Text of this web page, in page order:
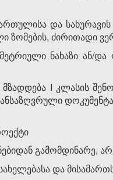
და
ზომების, ძირითადი
ნახაზი
I კლასის
გამომდინარე,
და